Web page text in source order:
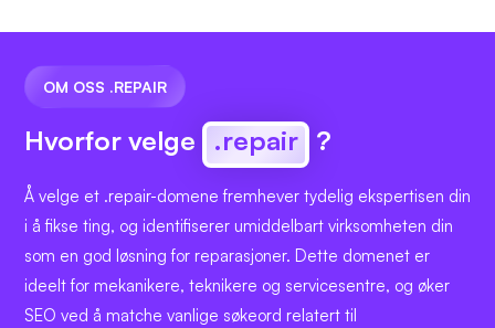
OM OSS .REPAIR
Hvorfor velge .repair ?
Å velge et .repair-domene fremhever tydelig ekspertisen din
i å fikse ting, og identifiserer umiddelbart virksomheten din
som en god løsning for reparasjoner. Dette domenet er
ideelt for mekanikere, teknikere og servicesentre, og øker
SEO ved å matche vanlige søkeord relatert til